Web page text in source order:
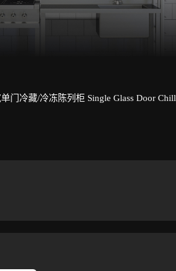
门冷藏/冷冻陈列柜 Single Glass Door